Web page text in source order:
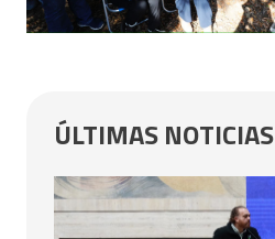
ÚLTIMAS NOTICIAS